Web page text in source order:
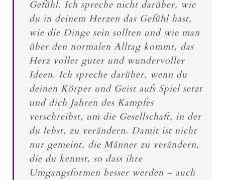
Gefühl. Ich spreche nicht darüber, wie
du in deinem Herzen das Gefühl hast,
wie die Dinge sein sollten und wie man
über den normalen Alltag kommt, das
Herz voller guter und wundervoller
Ideen. Ich spreche darüber, wenn du
deinen Körper und Geist aufs Spiel setzt
und dich Jahren des Kampfes
verschreibst, um die Gesellschaft, in der
du lebst, zu verändern. Damit ist nicht
nur gemeint, die Männer zu verändern,
die du kennst, so dass ihre
Umgangsformen besser werden – auch